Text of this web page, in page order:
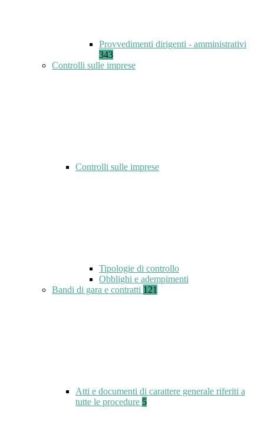
Provvedimenti dirigenti - amministrativi
343
Controlli sulle imprese
Controlli sulle imprese
Tipologie di controllo
Obblighi e adempimenti
Bandi di gara e contratti 121
Atti e documenti di carattere generale riferiti a
tutte le procedure 5